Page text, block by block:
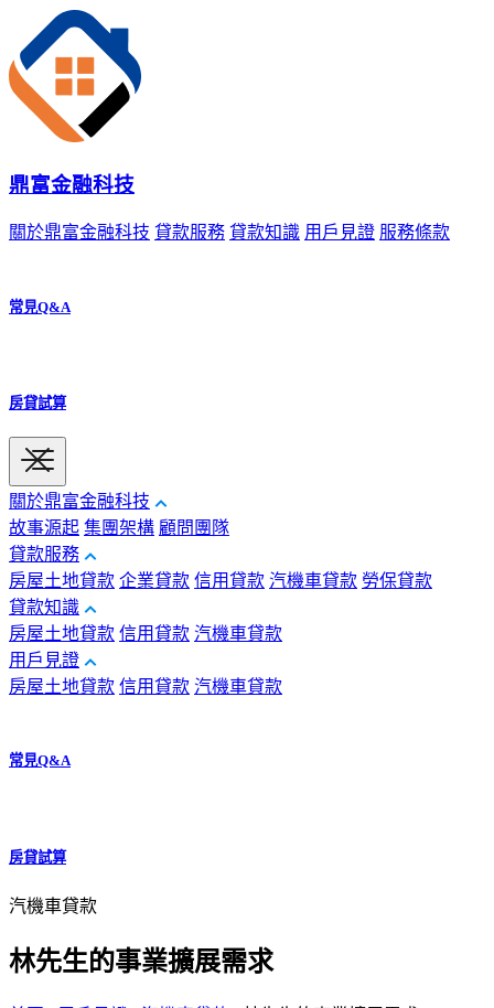
鼎富金融科技
關於鼎富金融科技 貸款服務 貸款知識 用戶見證 服務條款
常見Q&A
房貸試算
關於鼎富金融科技
故事源起 集團架構 顧問團隊
貸款服務
房屋土地貸款 企業貸款 信用貸款 汽機車貸款 勞保貸款
貸款知識
房屋土地貸款 信用貸款 汽機車貸款
用戶見證
房屋土地貸款 信用貸款 汽機車貸款
常見Q&A
房貸試算
汽機車貸款
林先生的事業擴展需求